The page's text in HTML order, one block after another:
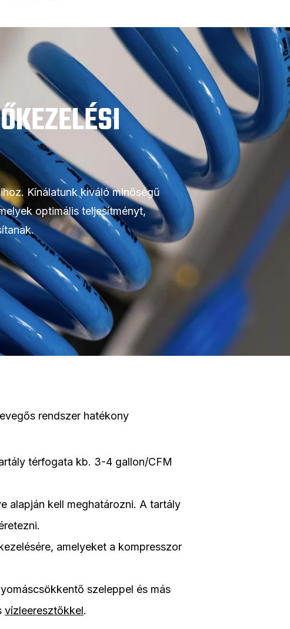
Kínálatunk kiváló minőségű
optimális teljesítményt,
rendszer hatékony
térfogata kb. 3-4 gallon/CFM
alapján kell meghatározni. A tartály
amelyeket a kompresszor
szeleppel és más
vízleeresztőkkel.